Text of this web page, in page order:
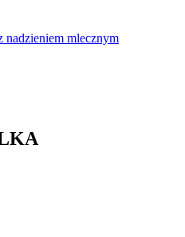
nadzieniem mlecznym